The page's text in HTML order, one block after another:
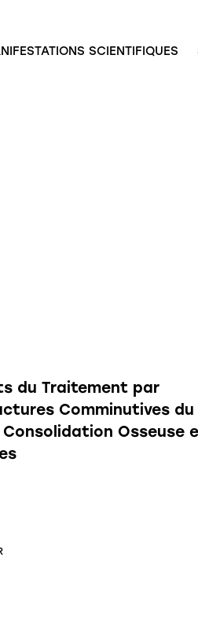
SCIENTIFIQUES
du Traitement par
Comminutives du
Osseuse